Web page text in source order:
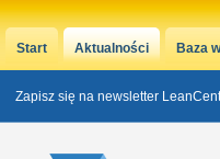
Start Aktualności Baza
Zapisz się na newsletter